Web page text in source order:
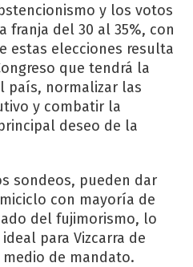
y los votos
franja del 30 al 35%, con
estas elecciones resulta
que tendrá la
país, normalizar las
y combatir la
deseo de la
sondeos, pueden dar
con mayoría de
del fujimorismo, lo
para Vizcarra de
de mandato.